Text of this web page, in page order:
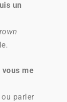
un
me
parler